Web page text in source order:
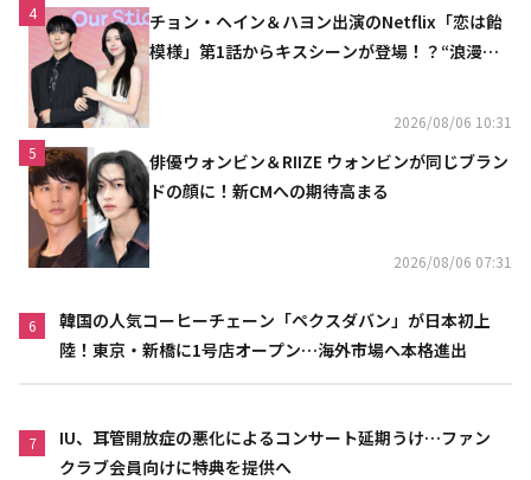
4
チョン・ヘイン＆ハヨン出演のNetflix「恋は飴
模様」第1話からキスシーンが登場！？“浪漫と
2026/08/06 10:31
5
俳優ウォンビン＆RIIZE ウォンビンが同じブラン
ドの顔に！新CMへの期待高まる
2026/08/06 07:31
6
韓国の人気コーヒーチェーン「ペクスダバン」が日本初上
陸！東京・新橋に1号店オープン…海外市場へ本格進出
7
IU、耳管開放症の悪化によるコンサート延期うけ…ファン
クラブ会員向けに特典を提供へ